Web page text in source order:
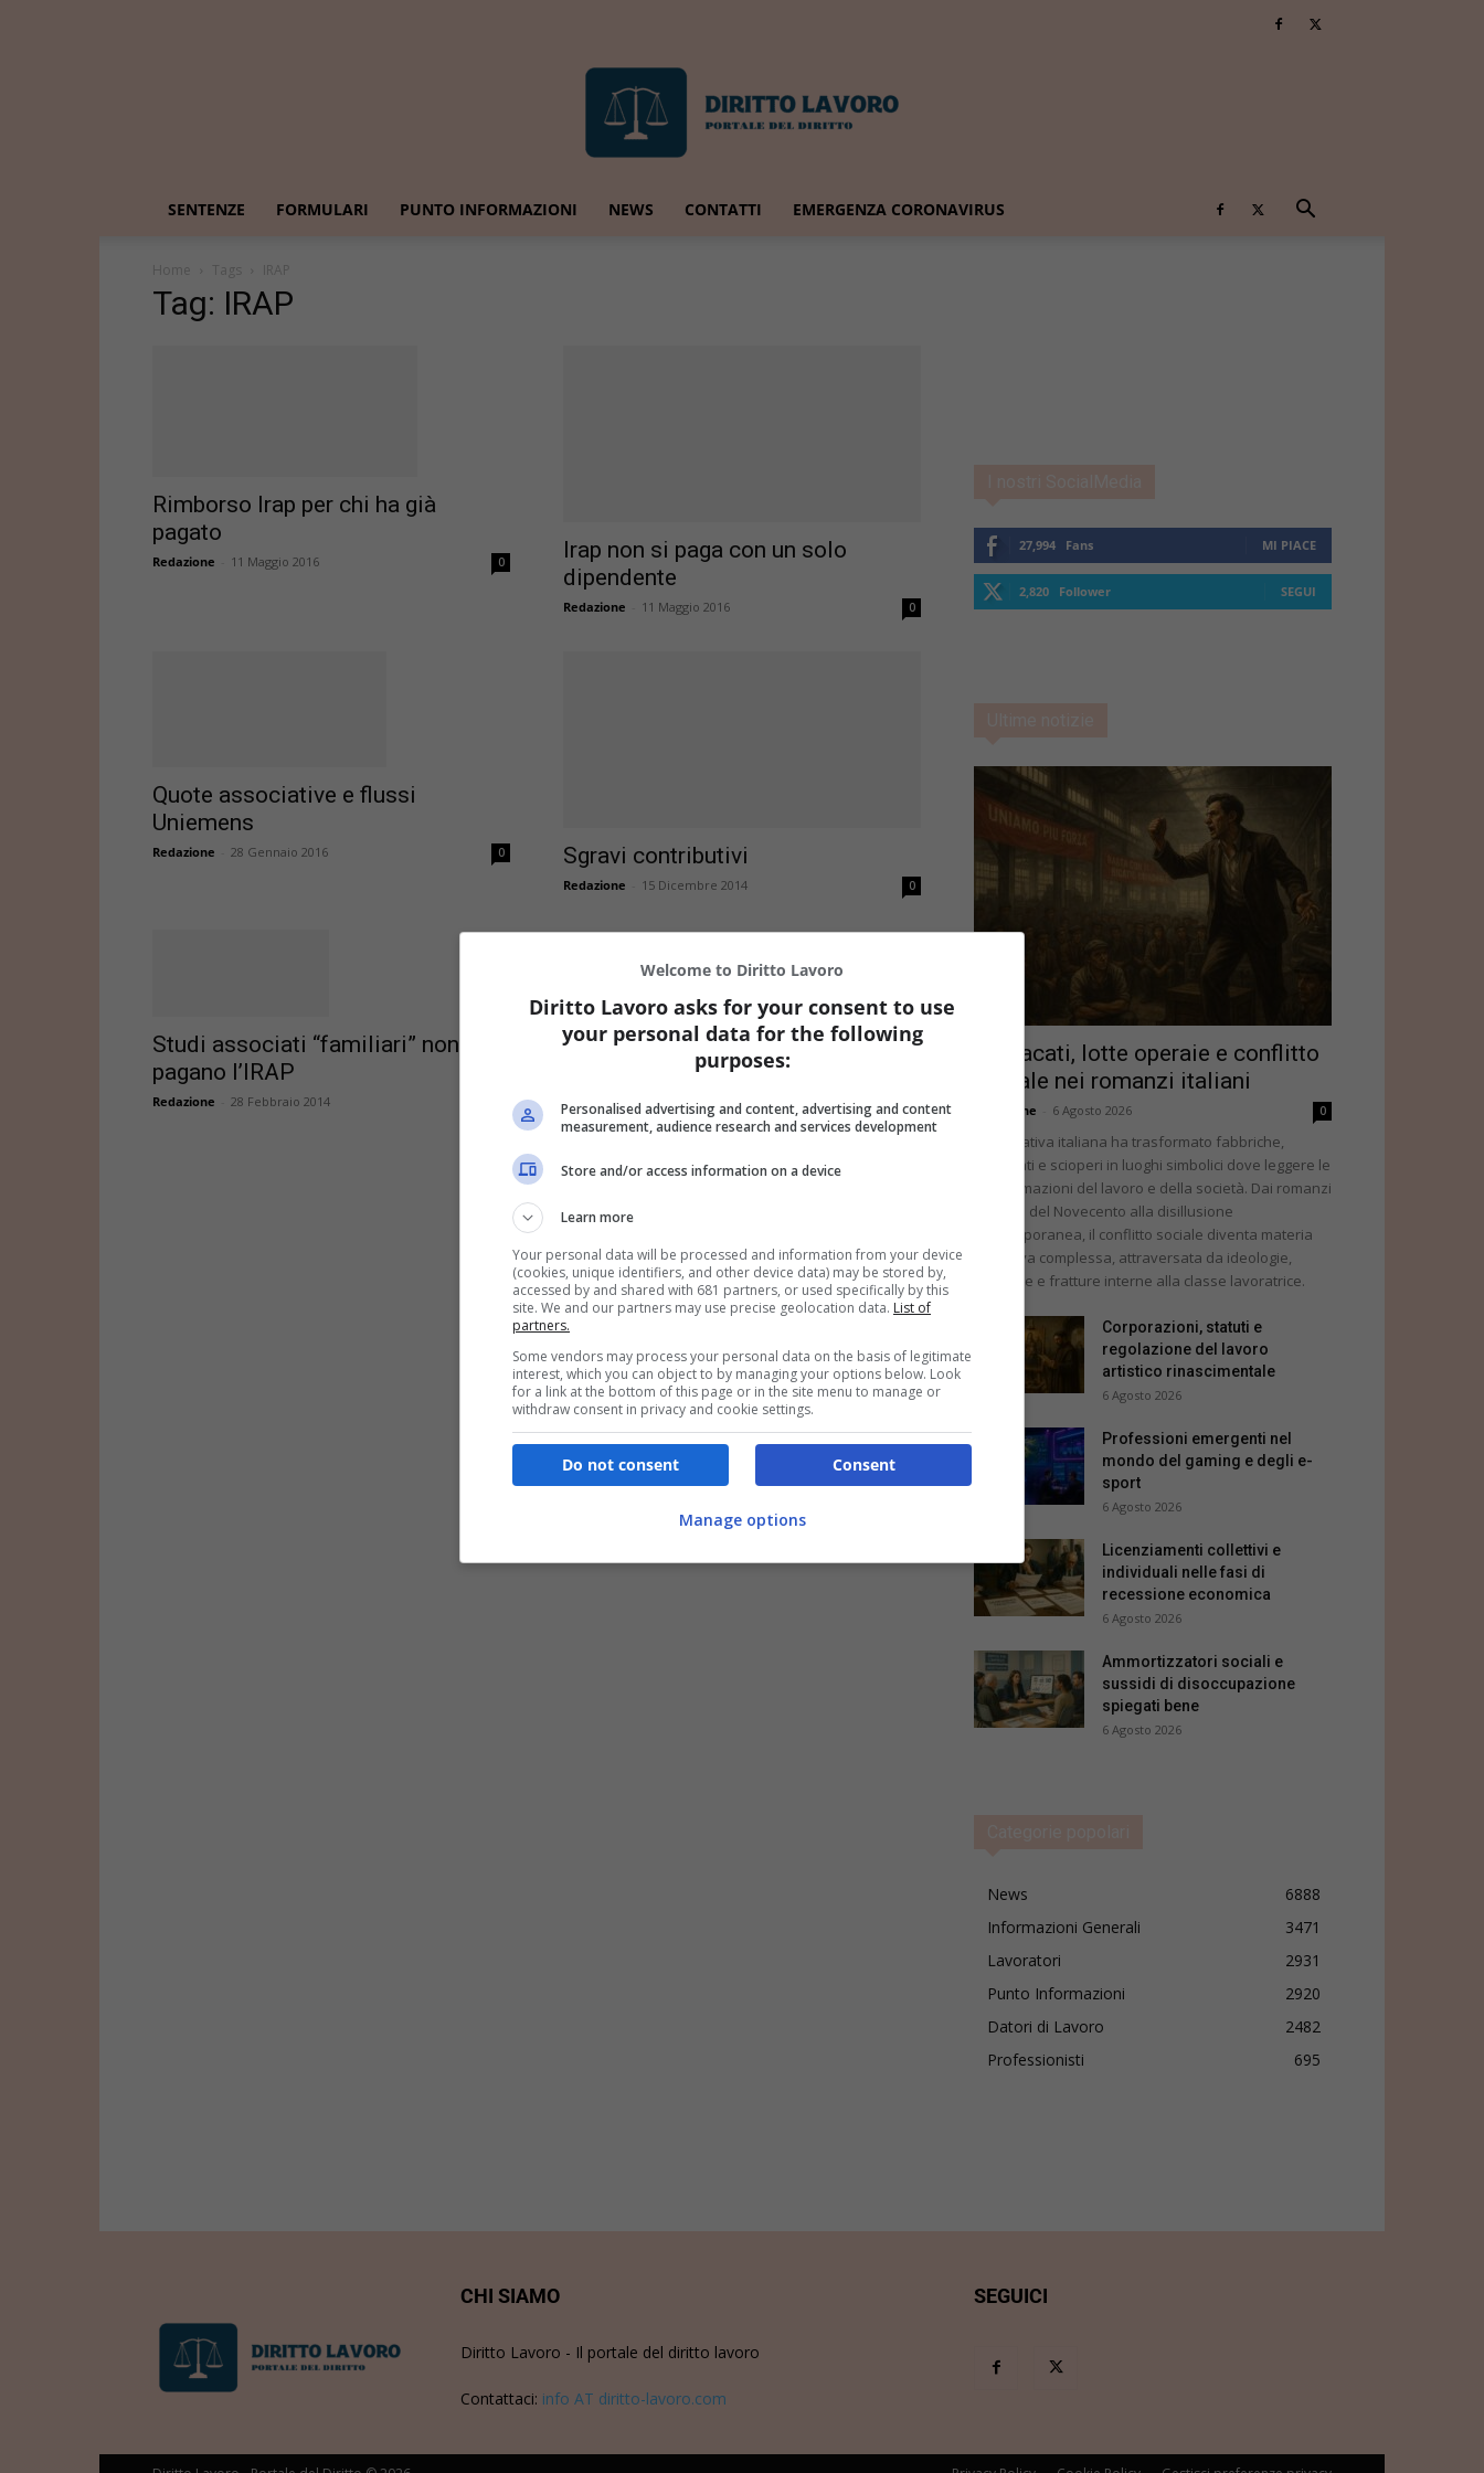
SENTENZE FORMULARI PUNTO INFORMAZIONI NEWS CONTATTI EMERGENZA CORONAVIRUS
Home Tags IRAP
Tag: IRAP
Rimborso Irap per chi ha già
pagato
Redazione 11 Maggio 2016 0
Irap non si paga con un solo
dipendente
Redazione 11 Maggio 2016 0
Quote associative e flussi
Uniemens
Redazione 28 Gennaio 2016 0 Sgravi contributivi
Redazione 15 Dicembre 2014 0
Studi associati “familiari” non
pagano l’IRAP
Redazione 28 Febbraio 2014
27,994 Fans MI PIACE
2,820 Follower SEGUI
Sindacati, lotte operaie e conflitto
sociale nei romanzi italiani
Redazione 6 Agosto 2026 0
La narrativa italiana ha trasformato fabbriche,
sindacati e scioperi in luoghi simbolici dove leggere le
trasformazioni del lavoro e della società. Dai romanzi
militanti del Novecento alla disillusione
contemporanea, il conflitto sociale diventa materia
narrativa complessa, attraversata da ideologie,
memorie e fratture interne alla classe lavoratrice.
Corporazioni, statuti e
regolazione del lavoro
artistico rinascimentale
6 Agosto 2026
Professioni emergenti nel
mondo del gaming e degli e-
sport
6 Agosto 2026
Licenziamenti collettivi e
individuali nelle fasi di
recessione economica
6 Agosto 2026
Ammortizzatori sociali e
sussidi di disoccupazione
spiegati bene
6 Agosto 2026
News
6888
Informazioni Generali
3471
Lavoratori
2931
Punto Informazioni
2920
Datori di Lavoro
2482
Professionisti
695
CHI SIAMO
Diritto Lavoro - Il portale del diritto lavoro
Contattaci: info AT diritto-lavoro.com
SEGUICI
Welcome to Diritto Lavoro
Diritto Lavoro asks for your consent to use
your personal data for the following
purposes:
Personalised advertising and content, advertising and content
measurement, audience research and services development
Store and/or access information on a device
Learn more
Your personal data will be processed and information from your device
(cookies, unique identifiers, and other device data) may be stored by,
accessed by and shared with 681 partners, or used specifically by this
site. We and our partners may use precise geolocation data. List of
partners.
Some vendors may process your personal data on the basis of legitimate
interest, which you can object to by managing your options below. Look
for a link at the bottom of this page or in the site menu to manage or
withdraw consent in privacy and cookie settings.
Consent
Do not consent
Manage options